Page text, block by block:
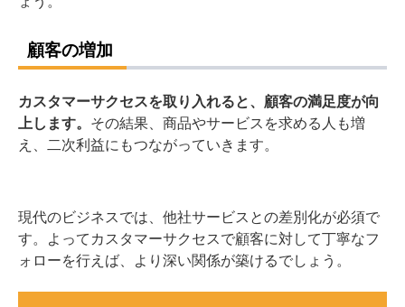
顧客の増加
カスタマーサクセスを取り入れると、顧客の満足度が向
上します。 その結果、商品やサービスを求める人も増
え、二次利益にもつながっていきます。
現代のビジネスでは、他社サービスとの差別化が必須で
す。よってカスタマーサクセスで顧客に対して丁寧なフ
ォローを行えば、より深い関係が築けるでしょう。